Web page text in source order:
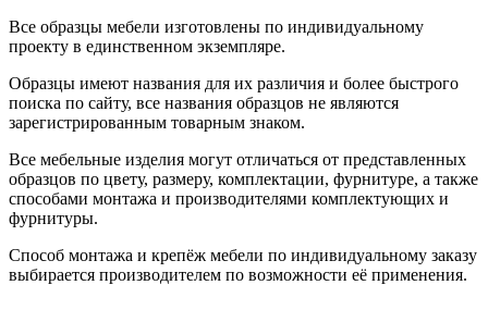
Все образцы мебели изготовлены по индивидуальному
проекту в единственном экземпляре.
Образцы имеют названия для их различия и более быстрого
поиска по сайту, все названия образцов не являются
зарегистрированным товарным знаком.
Все мебельные изделия могут отличаться от представленных
образцов по цвету, размеру, комплектации, фурнитуре, а также
способами монтажа и производителями комплектующих и
фурнитуры.
Способ монтажа и крепёж мебели по индивидуальному заказу
выбирается производителем по возможности её применения.